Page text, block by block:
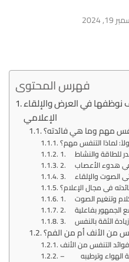
2024
فهرس المحتوى
في العرض والإلقاء
الإعلامي
مهم وما هي فائدته؟
لماذا التنفس مهم؟
للطاقة والنشاط
في هدوء الأعصاب
الصوت والإلقاء
في مجال الإعلام؟
وتنغيم الصوت
الجمهور بفاعلية
3. زيادة الثقة بالنفس
من الأنف أم من الفم؟
التنفس من الأنف
الهواء وترطيبه